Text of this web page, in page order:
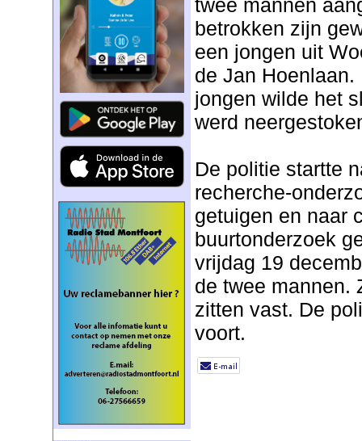
betrokken zijn
een jongen uit
de Jan
jongen wilde het
werd
De politie startte
recherche-
getuigen en naar
buurtonderzoek
vrijdag 19
de twee mannen.
zitten vast. De
voort.